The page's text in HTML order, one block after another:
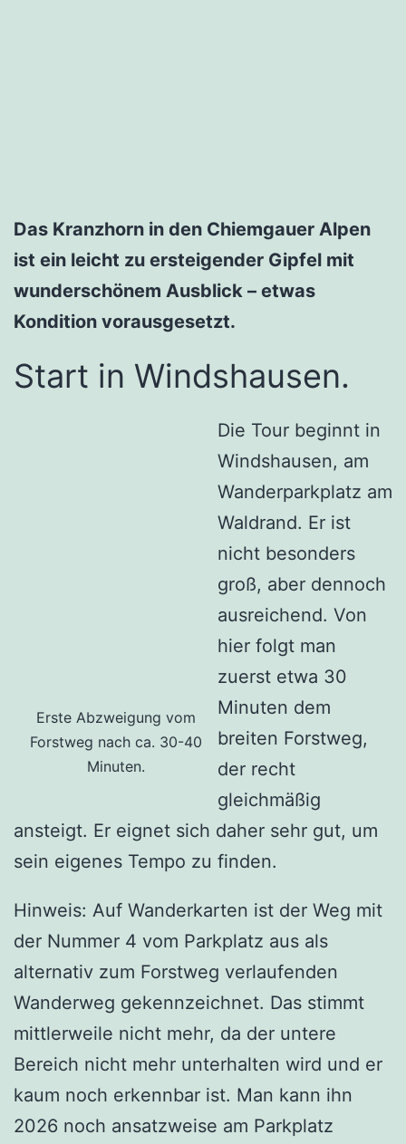
Das Kranzhorn in den Chiemgauer Alpen
ist ein leicht zu ersteigender Gipfel mit
wunderschönem Ausblick – etwas
Kondition vorausgesetzt.
Start in Windshausen.
Erste Abzweigung vom
Forstweg nach ca. 30-40
Minuten.
Die Tour beginnt in
Windshausen, am
Wanderparkplatz am
Waldrand. Er ist
nicht besonders
groß, aber dennoch
ausreichend. Von
hier folgt man
zuerst etwa 30
Minuten dem
breiten Forstweg,
der recht
gleichmäßig
ansteigt. Er eignet sich daher sehr gut, um
sein eigenes Tempo zu finden.
Hinweis: Auf Wanderkarten ist der Weg mit
der Nummer 4 vom Parkplatz aus als
alternativ zum Forstweg verlaufenden
Wanderweg gekennzeichnet. Das stimmt
mittlerweile nicht mehr, da der untere
Bereich nicht mehr unterhalten wird und er
kaum noch erkennbar ist. Man kann ihn
2026 noch ansatzweise am Parkplatz